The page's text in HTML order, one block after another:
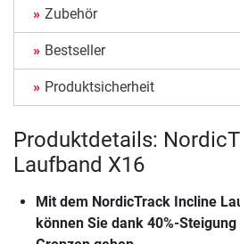
Zubehör
Bestseller
Produktsicherheit
Produktdetails:
Laufband X16
Mit dem NordicTrack Incline
können Sie dank 40%-